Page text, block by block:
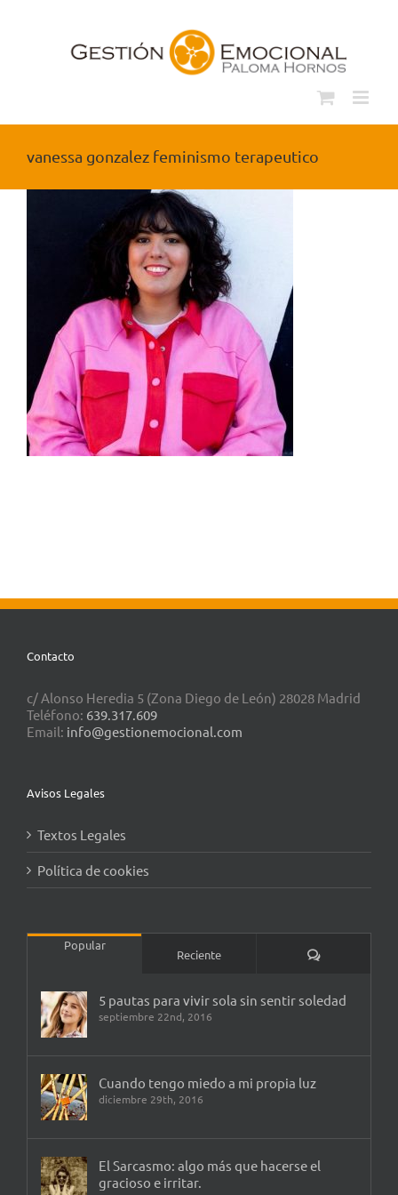
vanessa gonzalez feminismo terapeutico
Contacto
c/ Alonso Heredia 5 (Zona Diego de León) 28028 Madrid
Teléfono: 639.317.609
Email: info@gestionemocional.com
Avisos Legales
Textos Legales
Política de cookies
Popular
Reciente Comentarios
5 pautas para vivir sola sin sentir soledad
septiembre 22nd, 2016
Cuando tengo miedo a mi propia luz
diciembre 29th, 2016
El Sarcasmo: algo más que hacerse el
gracioso e irritar.